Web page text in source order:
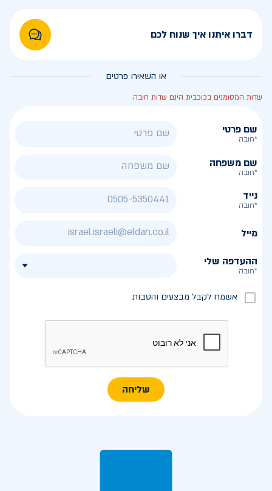
דברו איתנו איך שנוח לכם
או השאירו פרטים
שדות המסומנים בכוכבית הינם שדות חובה
שם פרטי
*חובה
שם משפחה
*חובה
נייד
*חובה
מייל
ההעדפה שלי
*חובה
אשמח לקבל מבצעים והטבות
שליחה